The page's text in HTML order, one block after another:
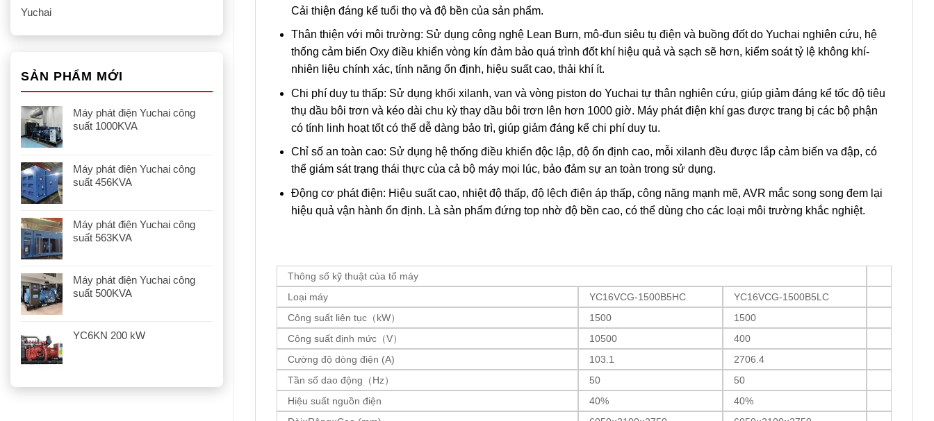
Yuchai
SẢN PHẨM MỚI
Máy phát điện Yuchai công
suất 1000KVA
Máy phát điện Yuchai công
suất 456KVA
Máy phát điện Yuchai công
suất 563KVA
Máy phát điện Yuchai công
suất 500KVA
YC6KN 200 kW
Cải thiện đáng kể tuổi thọ và độ bền của sản phẩm.
Thân thiện với môi trường: Sử dụng công nghệ Lean Burn, mô-đun siêu tụ điện và buồng đốt do Yuchai nghiên cứu, hệ
thống cảm biến Oxy điều khiển vòng kín đảm bảo quá trình đốt khí hiệu quả và sạch sẽ hơn, kiểm soát tỷ lệ không khí-
nhiên liệu chính xác, tính năng ổn định, hiệu suất cao, thải khí ít.
Chi phí duy tu thấp: Sử dụng khối xilanh, van và vòng piston do Yuchai tự thân nghiên cứu, giúp giảm đáng kể tốc độ tiêu
thụ dầu bôi trơn và kéo dài chu kỳ thay dầu bôi trơn lên hơn 1000 giờ. Máy phát điện khí gas được trang bị các bộ phận
có tính linh hoạt tốt có thể dễ dàng bảo trì, giúp giảm đáng kể chi phí duy tu.
Chỉ số an toàn cao: Sử dụng hệ thống điều khiển độc lập, độ ổn định cao, mỗi xilanh đều được lắp cảm biến va đập, có
thể giám sát trạng thái thực của cả bộ máy mọi lúc, bảo đảm sự an toàn trong sử dụng.
Động cơ phát điện: Hiệu suất cao, nhiệt độ thấp, độ lệch điện áp thấp, công năng mạnh mẽ, AVR mắc song song đem lại
hiệu quả vận hành ổn định. Là sản phẩm đứng top nhờ độ bền cao, có thể dùng cho các loại môi trường khắc nghiệt.
Thông số kỹ thuật của tổ máy
Loại máy
YC16VCG-1500B5HC
YC16VCG-1500B5LC
Công suất liên tục（kW）
1500
1500
Công suất định mức（V）
10500
400
Cường độ dòng điện (A)
103.1
2706.4
Tần số dao động（Hz）
50
50
Hiệu suất nguồn điện
40%
40%